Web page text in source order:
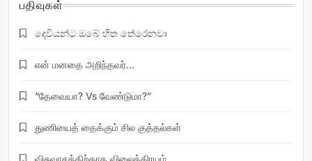
பதிவுகள்
දෙවියන්ට ඔබේ හිත තේරෙනවා
என் மனதை அறிந்தவர்…
“தேவையா? Vs வேண்டுமா?”
துணியைத் தைக்கும் சில குத்தல்கள்
விசுவாசத்திற்காக விலைக்கிரயம்